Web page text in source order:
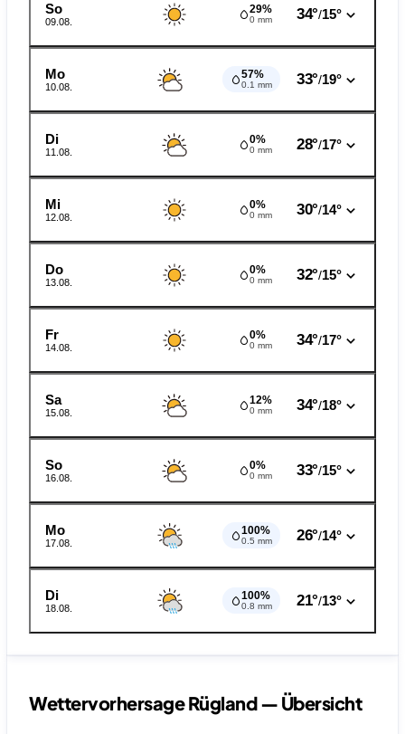
So
09.08.
29%
0 mm 34°/15°
Mo
10.08.
57%
0.1 mm 33°/19°
Di
11.08.
0%
0 mm 28°/17°
Mi
12.08.
0%
0 mm 30°/14°
Do
13.08.
0%
0 mm 32°/15°
Fr
14.08.
0%
0 mm 34°/17°
Sa
15.08.
12%
0 mm 34°/18°
So
16.08.
0%
0 mm 33°/15°
Mo
17.08.
100%
0.5 mm 26°/14°
Di
18.08.
100%
0.8 mm 21°/13°
Wettervorhersage Rügland — Übersicht